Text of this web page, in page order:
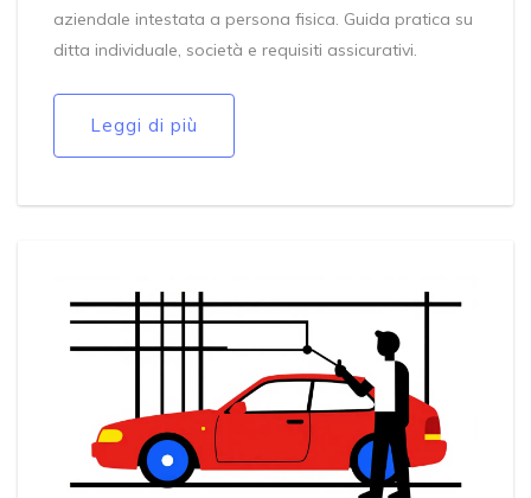
aziendale intestata a persona fisica. Guida pratica su
ditta individuale, società e requisiti assicurativi.
Leggi di più